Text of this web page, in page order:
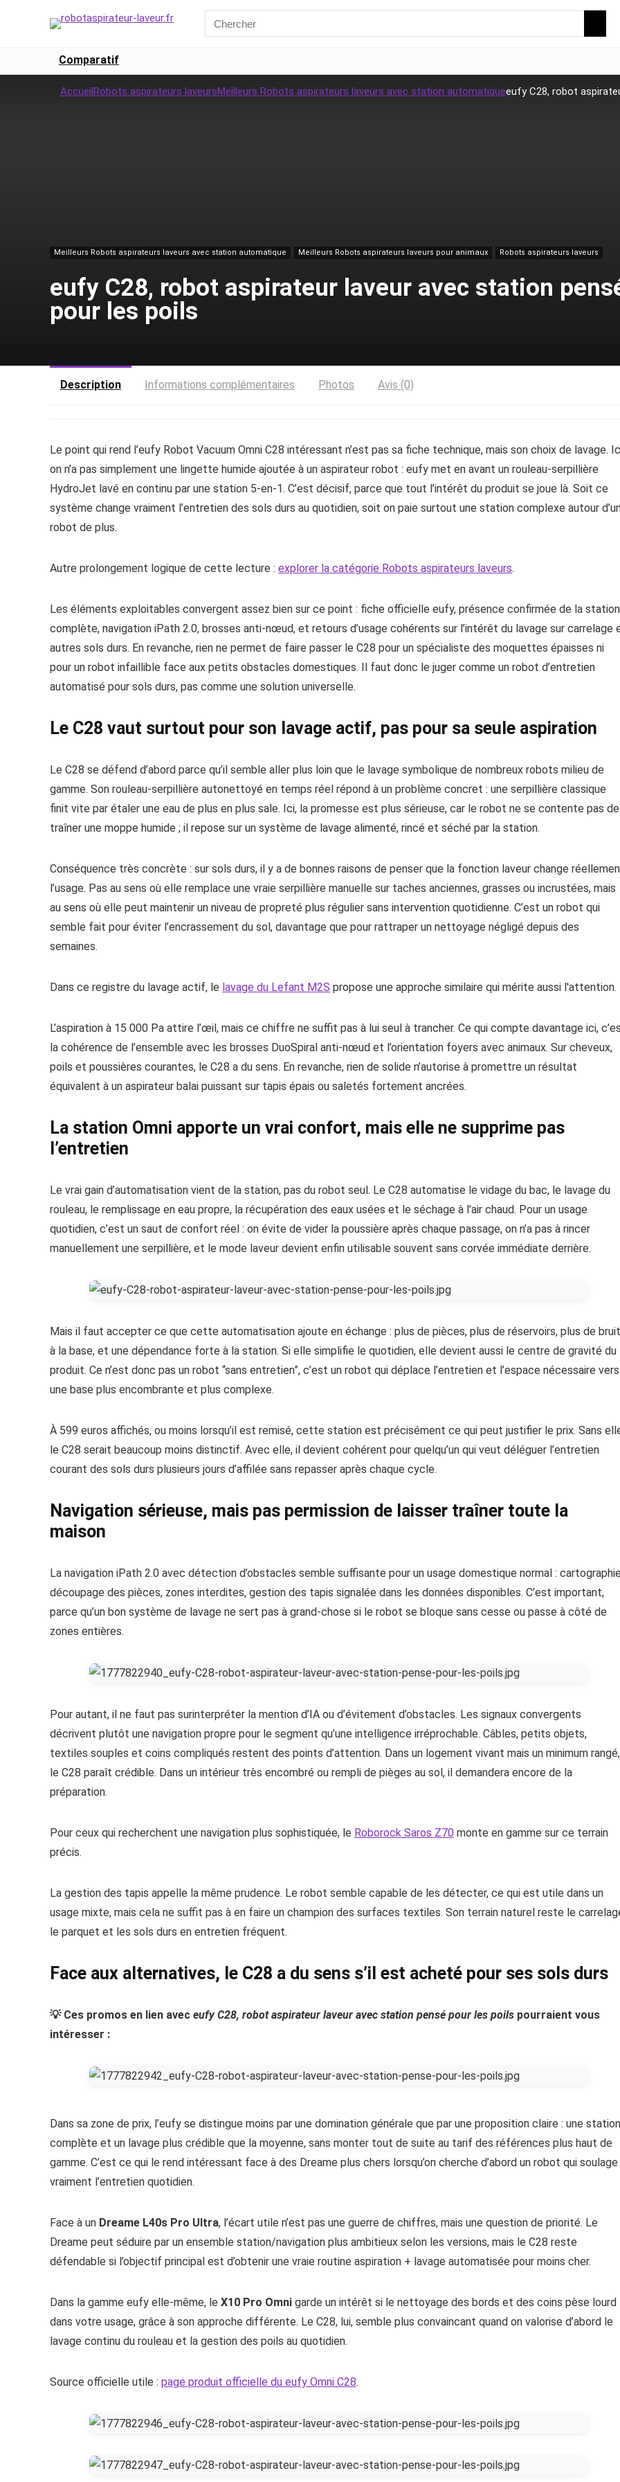
Comparatif
AccueilRobots aspirateurs laveursMeilleurs Robots aspirateurs laveurs avec station automatiqueeufy C28, robot
Meilleurs Robots aspirateurs laveurs avec station automatique Meilleurs Robots aspirateurs laveurs pour animaux Robots aspirateurs laveurs
eufy C28, robot aspirateur laveur avec station
pour les poils
Description Informations complémentaires Photos Avis (0)
Le point qui rend l’eufy Robot Vacuum Omni C28 intéressant n’est pas sa fiche technique, mais son choix de lavage.
on n’a pas simplement une lingette humide ajoutée à un aspirateur robot : eufy met en avant un rouleau-serpillière
HydroJet lavé en continu par une station 5-en-1. C’est décisif, parce que tout l’intérêt du produit se joue là. Soit ce
système change vraiment l’entretien des sols durs au quotidien, soit on paie surtout une station complexe autour
robot de plus.
Autre prolongement logique de cette lecture : explorer la catégorie Robots aspirateurs laveurs.
Les éléments exploitables convergent assez bien sur ce point : fiche officielle eufy, présence confirmée de la station
complète, navigation iPath 2.0, brosses anti-nœud, et retours d’usage cohérents sur l’intérêt du lavage sur carrelage
autres sols durs. En revanche, rien ne permet de faire passer le C28 pour un spécialiste des moquettes épaisses ni
pour un robot infaillible face aux petits obstacles domestiques. Il faut donc le juger comme un robot d’entretien
automatisé pour sols durs, pas comme une solution universelle.
Le C28 vaut surtout pour son lavage actif, pas pour sa seule aspiration
Le C28 se défend d’abord parce qu’il semble aller plus loin que le lavage symbolique de nombreux robots milieu de
gamme. Son rouleau-serpillière autonettoyé en temps réel répond à un problème concret : une serpillière classique
finit vite par étaler une eau de plus en plus sale. Ici, la promesse est plus sérieuse, car le robot ne se contente pas de
traîner une moppe humide ; il repose sur un système de lavage alimenté, rincé et séché par la station.
Conséquence très concrète : sur sols durs, il y a de bonnes raisons de penser que la fonction laveur change
l’usage. Pas au sens où elle remplace une vraie serpillière manuelle sur taches anciennes, grasses ou incrustées, mais
au sens où elle peut maintenir un niveau de propreté plus régulier sans intervention quotidienne. C’est un robot qui
semble fait pour éviter l’encrassement du sol, davantage que pour rattraper un nettoyage négligé depuis des
semaines.
Dans ce registre du lavage actif, le lavage du Lefant M2S propose une approche similaire qui mérite aussi l'attention.
L’aspiration à 15 000 Pa attire l’œil, mais ce chiffre ne suffit pas à lui seul à trancher. Ce qui compte davantage ici,
la cohérence de l’ensemble avec les brosses DuoSpiral anti-nœud et l’orientation foyers avec animaux. Sur cheveux,
poils et poussières courantes, le C28 a du sens. En revanche, rien de solide n’autorise à promettre un résultat
équivalent à un aspirateur balai puissant sur tapis épais ou saletés fortement ancrées.
La station Omni apporte un vrai confort, mais elle ne supprime pas
l’entretien
Le vrai gain d’automatisation vient de la station, pas du robot seul. Le C28 automatise le vidage du bac, le lavage du
rouleau, le remplissage en eau propre, la récupération des eaux usées et le séchage à l’air chaud. Pour un usage
quotidien, c’est un saut de confort réel : on évite de vider la poussière après chaque passage, on n’a pas à rincer
manuellement une serpillière, et le mode laveur devient enfin utilisable souvent sans corvée immédiate derrière.
Mais il faut accepter ce que cette automatisation ajoute en échange : plus de pièces, plus de réservoirs, plus de bruit
à la base, et une dépendance forte à la station. Si elle simplifie le quotidien, elle devient aussi le centre de gravité du
produit. Ce n’est donc pas un robot “sans entretien”, c’est un robot qui déplace l’entretien et l’espace nécessaire vers
une base plus encombrante et plus complexe.
À 599 euros affichés, ou moins lorsqu’il est remisé, cette station est précisément ce qui peut justifier le prix. Sans
le C28 serait beaucoup moins distinctif. Avec elle, il devient cohérent pour quelqu’un qui veut déléguer l’entretien
courant des sols durs plusieurs jours d’affilée sans repasser après chaque cycle.
Navigation sérieuse, mais pas permission de laisser traîner toute la
maison
La navigation iPath 2.0 avec détection d’obstacles semble suffisante pour un usage domestique normal :
découpage des pièces, zones interdites, gestion des tapis signalée dans les données disponibles. C’est important,
parce qu’un bon système de lavage ne sert pas à grand-chose si le robot se bloque sans cesse ou passe à côté de
zones entières.
Pour autant, il ne faut pas surinterpréter la mention d’IA ou d’évitement d’obstacles. Les signaux convergents
décrivent plutôt une navigation propre pour le segment qu’une intelligence irréprochable. Câbles, petits objets,
textiles souples et coins compliqués restent des points d’attention. Dans un logement vivant mais un minimum rangé,
le C28 paraît crédible. Dans un intérieur très encombré ou rempli de pièges au sol, il demandera encore de la
préparation.
Pour ceux qui recherchent une navigation plus sophistiquée, le Roborock Saros Z70 monte en gamme sur ce terrain
précis.
La gestion des tapis appelle la même prudence. Le robot semble capable de les détecter, ce qui est utile dans un
usage mixte, mais cela ne suffit pas à en faire un champion des surfaces textiles. Son terrain naturel reste le
le parquet et les sols durs en entretien fréquent.
Face aux alternatives, le C28 a du sens s’il est acheté pour ses sols durs
💡 Ces promos en lien avec eufy C28, robot aspirateur laveur avec station pensé pour les poils pourraient vous
intéresser :
Dans sa zone de prix, l’eufy se distingue moins par une domination générale que par une proposition claire : une station
complète et un lavage plus crédible que la moyenne, sans monter tout de suite au tarif des références plus haut de
gamme. C’est ce qui le rend intéressant face à des Dreame plus chers lorsqu’on cherche d’abord un robot qui soulage
vraiment l’entretien quotidien.
Face à un Dreame L40s Pro Ultra, l’écart utile n’est pas une guerre de chiffres, mais une question de priorité. Le
Dreame peut séduire par un ensemble station/navigation plus ambitieux selon les versions, mais le C28 reste
défendable si l’objectif principal est d’obtenir une vraie routine aspiration + lavage automatisée pour moins cher.
Dans la gamme eufy elle-même, le X10 Pro Omni garde un intérêt si le nettoyage des bords et des coins pèse lourd
dans votre usage, grâce à son approche différente. Le C28, lui, semble plus convaincant quand on valorise d’abord le
lavage continu du rouleau et la gestion des poils au quotidien.
Source officielle utile : page produit officielle du eufy Omni C28.